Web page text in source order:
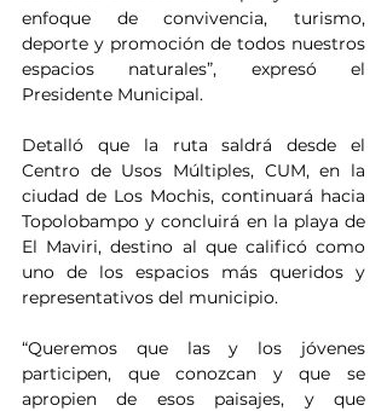
enfoque de convivencia, turismo,
deporte y promoción de todos nuestros
espacios naturales”, expresó el
Presidente Municipal.
Detalló que la ruta saldrá desde el
Centro de Usos Múltiples, CUM, en la
ciudad de Los Mochis, continuará hacia
Topolobampo y concluirá en la playa de
El Maviri, destino al que calificó como
uno de los espacios más queridos y
representativos del municipio.
“Queremos que las y los jóvenes
participen, que conozcan y que se
apropien de esos paisajes, y que